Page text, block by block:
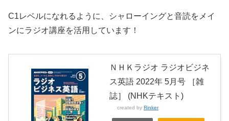
C1レベルになれるように、シャローイングと音読をメイ
ンにラジオ講座を活用しています！
ＮＨＫラジオ ラジオビジネ
ス英語 2022年 5月号 ［雑
誌］ (NHKテキスト)
created by Rinker